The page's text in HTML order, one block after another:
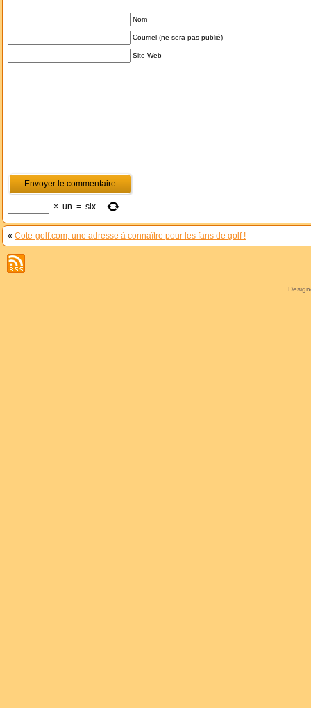
Nom
Courriel (ne sera pas publié)
Site Web
× un = six
« Cote-golf.com, une adresse à connaître pour les fans de golf !